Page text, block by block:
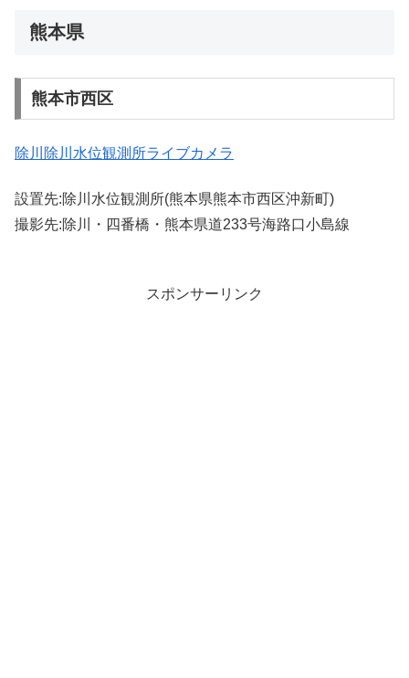
熊本県
熊本市西区
除川除川水位観測所ライブカメラ
設置先:除川水位観測所(熊本県熊本市西区沖新町)
撮影先:除川・四番橋・熊本県道233号海路口小島線
スポンサーリンク